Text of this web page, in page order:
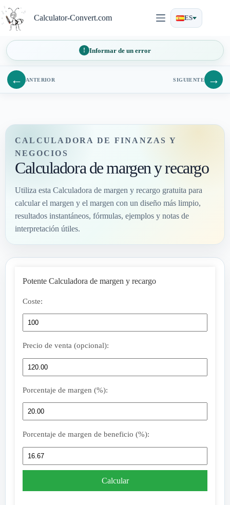
al
contenido
Calculator-Convert.com ES
Informar de un error
← ANTERIOR SIGUIENTE →
CALCULADORA DE FINANZAS Y
NEGOCIOS
Calculadora de margen y recargo
Utiliza esta Calculadora de margen y recargo gratuita para
calcular el margen y el margen con un diseño más limpio,
resultados instantáneos, fórmulas, ejemplos y notas de
interpretación útiles.
Potente Calculadora de margen y recargo
Coste:
Precio de venta (opcional):
Porcentaje de margen (%):
Porcentaje de margen de beneficio (%):
Calcular